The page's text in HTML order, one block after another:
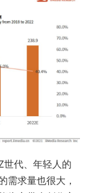
世代、年轻人的
需求量也很大，